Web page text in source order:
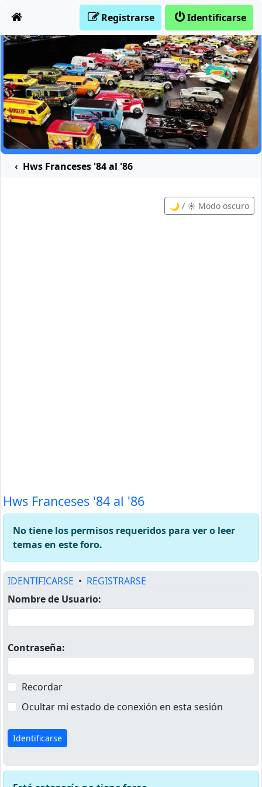
Identificarse
Registrarse
Hws Franceses '84 al '86
🌙 / ☀️ Modo oscuro
Hws Franceses '84 al '86
No tiene los permisos requeridos para ver o leer
temas en este foro.
IDENTIFICARSE • REGISTRARSE
Nombre de Usuario:
Contraseña:
Recordar
Ocultar mi estado de conexión en esta sesión